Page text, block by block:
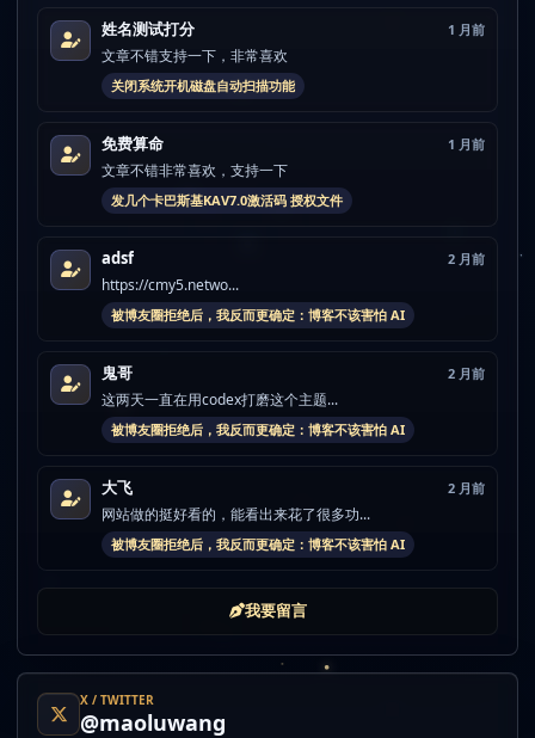
姓名测试打分 1 月前
文章不错支持一下，非常喜欢
关闭系统开机磁盘自动扫描功能
免费算命 1 月前
文章不错非常喜欢，支持一下
发几个卡巴斯基KAV7.0激活码 授权文件
adsf 2 月前
https://cmy5.netwo...
被博友圈拒绝后，我反而更确定：博客不该害怕 AI
鬼哥 2 月前
这两天一直在用codex打磨这个主题...
被博友圈拒绝后，我反而更确定：博客不该害怕 AI
大飞 2 月前
网站做的挺好看的，能看出来花了很多功...
被博友圈拒绝后，我反而更确定：博客不该害怕 AI
我要留言
X / TWITTER
@maoluwang